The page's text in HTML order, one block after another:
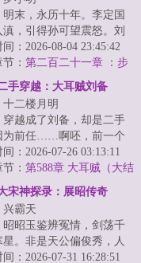
明末，永历十年。李定国
滇，引得孙可望震怒。刘
兵响应，朝廷播迁昆明。
讧之期近...
间：2026-08-04 23:45:42
： 第二百二十一章 ：步
手穿越：大耳贼刘备
十二楼月明
穿越成了刘备，却是二手
为前任……啊呸，前一个
也是穿越到刘备身上。前
了，我接...
间：2026-07-26 03:13:11
： 第588章 大耳贼（大结
宋神探录：展昭传奇
兴霸天
昭昭玉鉴辨冤情，剑荡千
星。非是天公偏俊秀，人
此光明。展昭的神探之
间：2026-07-31 16:28:51